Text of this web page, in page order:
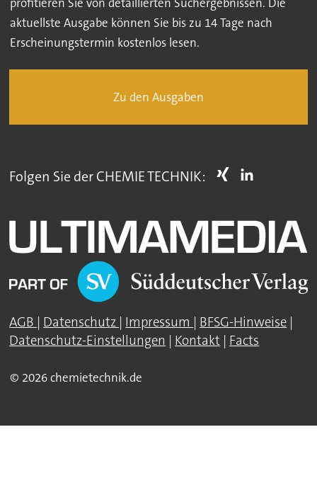
aktuellste Ausgabe können Sie bis zu 14 Tage nach
Erscheinungstermin kostenlos lesen.
Zu den Ausgaben
Folgen Sie der CHEMIE TECHNIK:
AGB | Datenschutz | Impressum | BFSG-Hinweise |
Datenschutz-Einstellungen | Kontakt | Facts
© 2026 chemietechnik.de